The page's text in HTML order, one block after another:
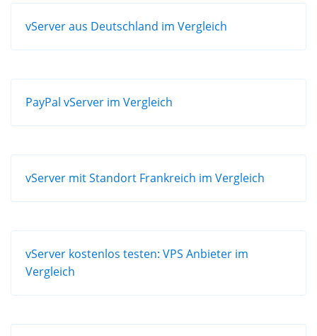
vServer aus Deutschland im Vergleich
PayPal vServer im Vergleich
vServer mit Standort Frankreich im Vergleich
vServer kostenlos testen: VPS Anbieter im
Vergleich